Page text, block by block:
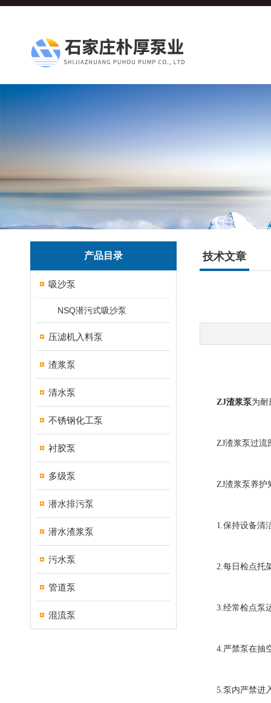
产品目录
吸沙泵
NSQ潜污式吸沙泵
压滤机入料泵
渣浆泵
清水泵
不锈钢化工泵
衬胶泵
多级泵
潜水排污泵
潜水渣浆泵
污水泵
管道泵
混流泵
技术文章
ZJ渣浆泵为耐
ZJ渣浆泵过流部
ZJ渣浆泵养护
1.保持设备清洁
2.每日检点托架
3.经常检点泵运
4.严禁泵在抽空
5.泵内严禁进入